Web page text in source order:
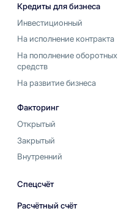
Кредиты для бизнеса
Инвестиционный
На исполнение контракта
На пополнение оборотных
средств
На развитие бизнеса
Факторинг
Открытый
Закрытый
Внутренний
Спецсчёт
Расчётный счёт